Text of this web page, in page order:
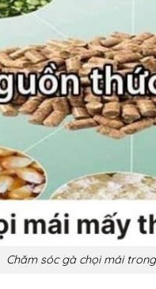
Chăm sóc gà chọi mái